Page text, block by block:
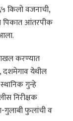
किलो वजनाची,
पिकात आंतरपीक
करण्यात
दशमेगाव येथील
गुन्हे
निरीक्षक
गुलाबी फुलांची व